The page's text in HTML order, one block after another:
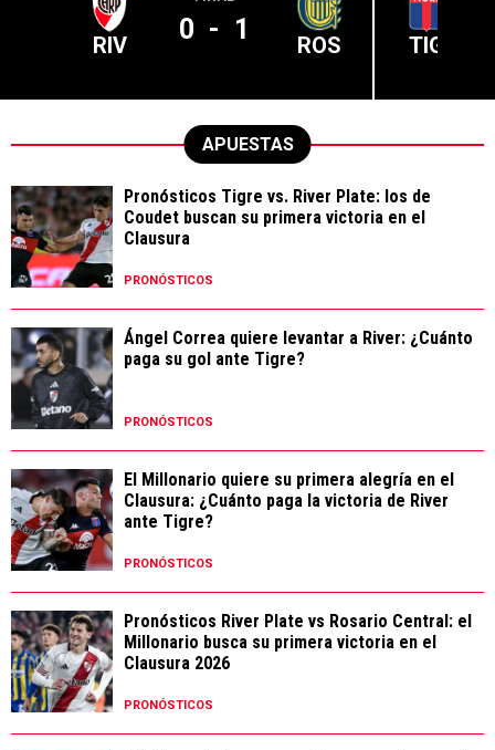
RIV 0 - 1 ROS TIG
APUESTAS
Pronósticos Tigre vs. River Plate: los de
Coudet buscan su primera victoria en el
Clausura
PRONÓSTICOS
Ángel Correa quiere levantar a River: ¿Cuánto
paga su gol ante Tigre?
PRONÓSTICOS
El Millonario quiere su primera alegría en el
Clausura: ¿Cuánto paga la victoria de River
ante Tigre?
PRONÓSTICOS
Pronósticos River Plate vs Rosario Central: el
Millonario busca su primera victoria en el
Clausura 2026
PRONÓSTICOS